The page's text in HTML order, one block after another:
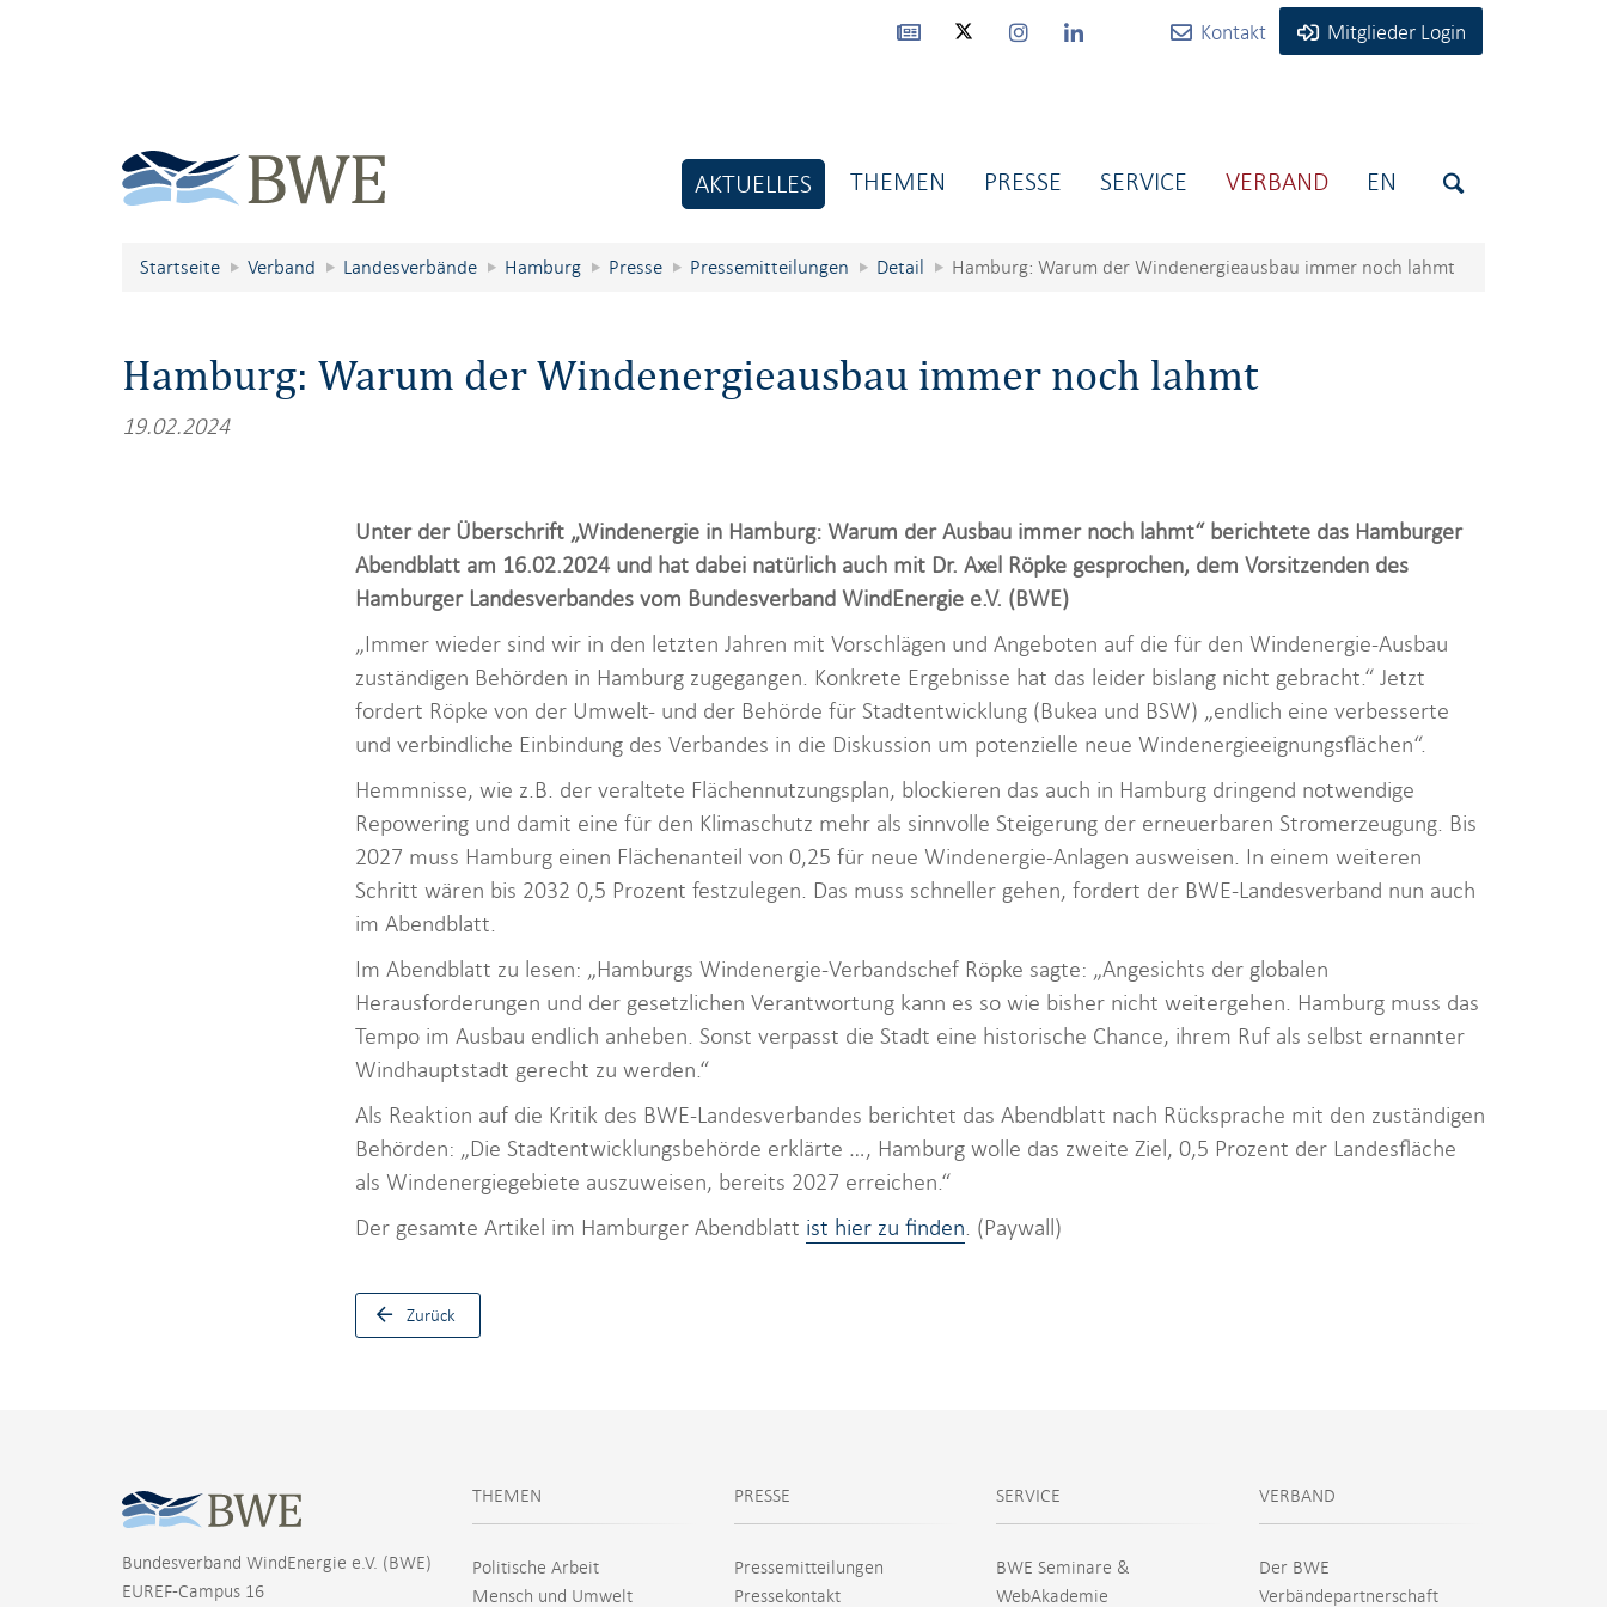
Kontakt Mitglieder Login
AKTUELLES THEMEN PRESSE SERVICE VERBAND EN
Startseite Verband Landesverbände Hamburg Presse Pressemitteilungen Detail Hamburg: Warum der Windenergieausbau immer noch lahmt
Hamburg: Warum der Windenergieausbau immer noch lahmt
19.02.2024
Unter der Überschrift „Windenergie in Hamburg: Warum der Ausbau immer noch lahmt“ berichtete das Hamburger
Abendblatt am 16.02.2024 und hat dabei natürlich auch mit Dr. Axel Röpke gesprochen, dem Vorsitzenden des
Hamburger Landesverbandes vom Bundesverband WindEnergie e.V. (BWE)
„Immer wieder sind wir in den letzten Jahren mit Vorschlägen und Angeboten auf die für den Windenergie-Ausbau
zuständigen Behörden in Hamburg zugegangen. Konkrete Ergebnisse hat das leider bislang nicht gebracht.“ Jetzt
fordert Röpke von der Umwelt- und der Behörde für Stadtentwicklung (Bukea und BSW) „endlich eine verbesserte
und verbindliche Einbindung des Verbandes in die Diskussion um potenzielle neue Windenergieeignungsflächen“.
Hemmnisse, wie z.B. der veraltete Flächennutzungsplan, blockieren das auch in Hamburg dringend notwendige
Repowering und damit eine für den Klimaschutz mehr als sinnvolle Steigerung der erneuerbaren Stromerzeugung. Bis
2027 muss Hamburg einen Flächenanteil von 0,25 für neue Windenergie-Anlagen ausweisen. In einem weiteren
Schritt wären bis 2032 0,5 Prozent festzulegen. Das muss schneller gehen, fordert der BWE-Landesverband nun auch
im Abendblatt.
Im Abendblatt zu lesen: „Hamburgs Windenergie-Verbandschef Röpke sagte: „Angesichts der globalen
Herausforderungen und der gesetzlichen Verantwortung kann es so wie bisher nicht weitergehen. Hamburg muss das
Tempo im Ausbau endlich anheben. Sonst verpasst die Stadt eine historische Chance, ihrem Ruf als selbst ernannter
Windhauptstadt gerecht zu werden.“
Als Reaktion auf die Kritik des BWE-Landesverbandes berichtet das Abendblatt nach Rücksprache mit den zuständigen
Behörden: „Die Stadtentwicklungsbehörde erklärte …, Hamburg wolle das zweite Ziel, 0,5 Prozent der Landesfläche
als Windenergiegebiete auszuweisen, bereits 2027 erreichen.“
Der gesamte Artikel im Hamburger Abendblatt ist hier zu finden. (Paywall)
Zurück
Bundesverband WindEnergie e.V. (BWE)
EUREF-Campus 16
THEMEN
Politische Arbeit
Mensch und Umwelt
PRESSE
Pressemitteilungen
Pressekontakt
SERVICE
BWE Seminare &
WebAkademie
VERBAND
Der BWE
Verbändepartnerschaft